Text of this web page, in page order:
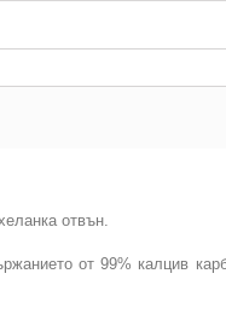
отвън.
от 99% калцив